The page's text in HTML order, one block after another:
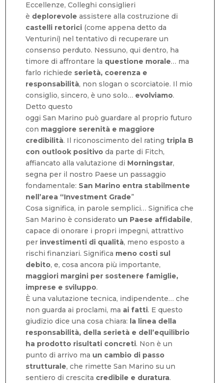
Eccellenze, Colleghi consiglieri
è deplorevole assistere alla costruzione di
castelli retorici (come appena detto da
Venturini) nel tentativo di recuperare un
consenso perduto. Nessuno, qui dentro, ha
timore di affrontare la questione morale… ma
farlo richiede serietà, coerenza e
responsabilità, non slogan o scorciatoie. Il mio
consiglio, sincero, è uno solo… evolviamo.
Detto questo
oggi San Marino può guardare al proprio futuro
con maggiore serenità e maggiore
credibilità. Il riconoscimento del ratingtripla B
con outlook positivo da parte di Fitch,
affiancato alla valutazione di Morningstar,
segna per il nostro Paese un passaggio
fondamentale: San Marino entra stabilmente
nell’area “Investment Grade”
Cosa significa, in parole semplici… Significa che
San Marino è considerato un Paese affidabile,
capace di onorare i propri impegni, attrattivo
per investimenti di qualità, meno esposto a
rischi finanziari. Significa meno costi sul
debito, e, cosa ancora più importante,
maggiori margini per sostenere famiglie,
imprese e sviluppo.
È una valutazione tecnica, indipendente… che
non guarda ai proclami, ma ai fatti. E questo
giudizio dice una cosa chiara: la linea della
responsabilità, della serietà e dell’equilibrio
ha prodotto risultati concreti. Non è un
punto di arrivo ma un cambio di passo
strutturale, che rimette San Marino su un
sentiero di crescita credibile e duratura.